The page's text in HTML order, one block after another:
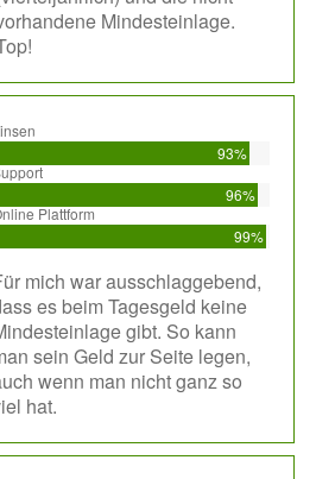
Mindesteinlage.
93%
96%
Plattform
99%
mich war ausschlaggebend,
es beim Tagesgeld keine
gibt. So kann
sein Geld zur Seite legen,
wenn man nicht ganz so
hat.